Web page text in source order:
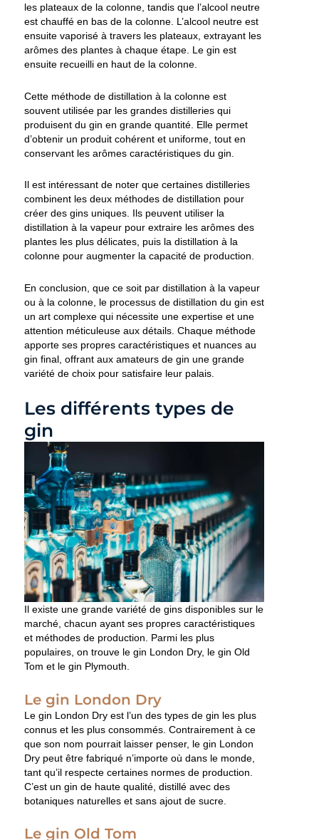
les plateaux de la colonne, tandis que l’alcool neutre
est chauffé en bas de la colonne. L’alcool neutre est
ensuite vaporisé à travers les plateaux, extrayant les
arômes des plantes à chaque étape. Le gin est
ensuite recueilli en haut de la colonne.
Cette méthode de distillation à la colonne est
souvent utilisée par les grandes distilleries qui
produisent du gin en grande quantité. Elle permet
d’obtenir un produit cohérent et uniforme, tout en
conservant les arômes caractéristiques du gin.
Il est intéressant de noter que certaines distilleries
combinent les deux méthodes de distillation pour
créer des gins uniques. Ils peuvent utiliser la
distillation à la vapeur pour extraire les arômes des
plantes les plus délicates, puis la distillation à la
colonne pour augmenter la capacité de production.
En conclusion, que ce soit par distillation à la vapeur
ou à la colonne, le processus de distillation du gin est
un art complexe qui nécessite une expertise et une
attention méticuleuse aux détails. Chaque méthode
apporte ses propres caractéristiques et nuances au
gin final, offrant aux amateurs de gin une grande
variété de choix pour satisfaire leur palais.
Les différents types de
gin
Il existe une grande variété de gins disponibles sur le
marché, chacun ayant ses propres caractéristiques
et méthodes de production. Parmi les plus
populaires, on trouve le gin London Dry, le gin Old
Tom et le gin Plymouth.
Le gin London Dry
Le gin London Dry est l’un des types de gin les plus
connus et les plus consommés. Contrairement à ce
que son nom pourrait laisser penser, le gin London
Dry peut être fabriqué n’importe où dans le monde,
tant qu’il respecte certaines normes de production.
C’est un gin de haute qualité, distillé avec des
botaniques naturelles et sans ajout de sucre.
Le gin Old Tom